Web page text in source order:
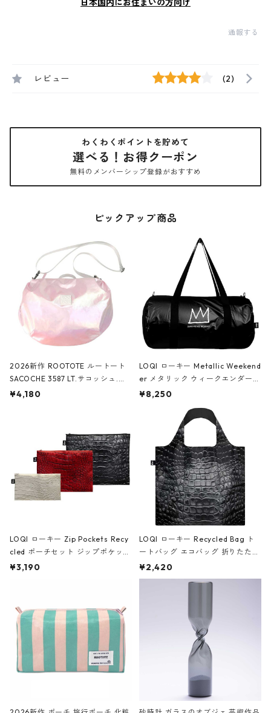
日本国内にお住まいの方向け
通報する
レビュー (2)
わくわくポイントを貯めて
選べる！お得クーポン
無料のメンバーシップ登録がおすすめ
ピックアップ商品
2026新作 ROOTOTE ルートート
SACOCHE 3587 LT.サコッシュ.ル
ミエ-B ショルダーバッグ グロスピ
¥4,180
LOQI ローキー Metallic Weekend
er メタリック ウィークエンダー
ボストンバッグ ショルダーバッグ
Black ジャン=ミッシェル・バスキ
ア/クラウン ブラック
¥8,250
LOQI ローキー Zip Pockets Recy
cled ポーチセット ジップポケット
ファスナーポーチ 撥水加工 トラベ
ーガンディー、オフホワイト
¥3,190
LOQI ローキー Recycled Bag ト
ートバッグ エコバッグ 折りたたみ
大きめ 撥水加工 収納ポーチ CRO
CODILE/Black クロコダイル/ブラ
¥2,420